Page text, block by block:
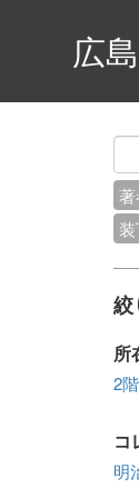
広
絞
所
2
コ
明